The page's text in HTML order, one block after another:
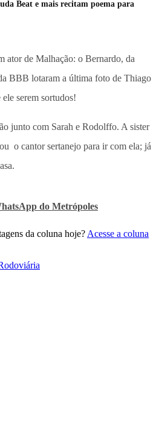
Beat e mais recitam poema para
ator de Malhação: o Bernardo, da
BBB lotaram a última foto de Thiago
serem sortudos!
junto com Sarah e Rodolffo. A sister
o cantor sertanejo para ir com ela; já
do Metrópoles
da coluna hoje? Acesse a coluna